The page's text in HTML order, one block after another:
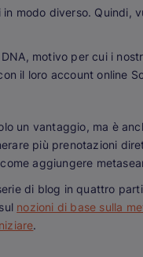
modo diverso. Quindi,
motivo per cui i
il loro account online
un vantaggio, ma è
più prenotazioni
aggiungere
di blog in quattro
nozioni di base sulla
.